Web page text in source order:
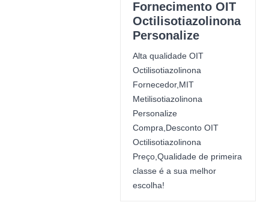
Fornecimento OIT
Octilisotiazolinona
Personalize
Alta qualidade OIT
Octilisotiazolinona
Fornecedor,MIT
Metilisotiazolinona
Personalize
Compra,Desconto OIT
Octilisotiazolinona
Preço,Qualidade de primeira
classe é a sua melhor
escolha!